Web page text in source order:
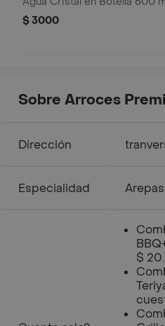
$ 3000
Sobre Arroces
Dirección
Especialidad Arepas
$